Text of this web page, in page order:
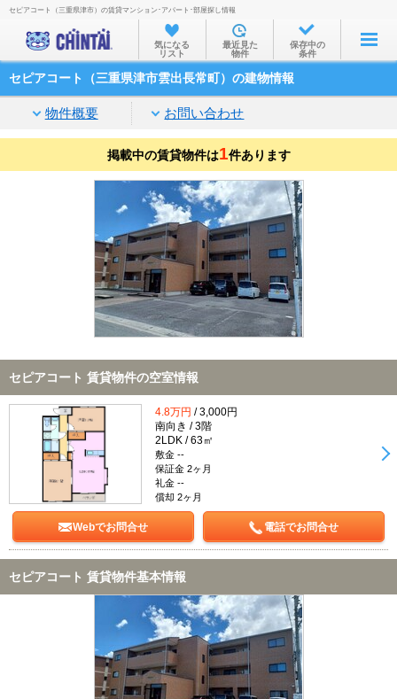
お部屋を探す
沿線・駅から
住所から
家賃相場から
通勤通学時間から
物件特集から
不動産会社から
TOP
セピアコート（三重県津市）の賃貸マンション･アパート･部屋探し情報
気になる
リスト
最近見た
物件
保存中の
条件
セピアコート（三重県津市雲出長常町）の建物情報
物件概要 お問い合わせ
掲載中の賃貸物件は1件あります
セピアコート 賃貸物件の空室情報
4.8万円 / 3,000円
南向き / 3階
2LDK / 63㎡
敷金 --
保証金 2ヶ月
礼金 --
償却 2ヶ月
Webでお問合せ 電話でお問合せ
セピアコート 賃貸物件基本情報